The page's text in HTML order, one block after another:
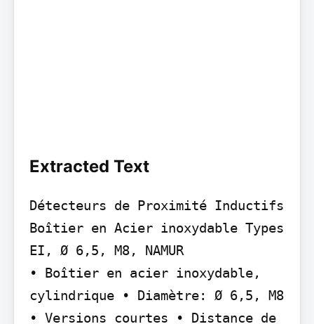
Extracted Text
Détecteurs de Proximité Inductifs
Boîtier en Acier inoxydable Types
EI, Ø 6,5, M8, NAMUR
• Boîtier en acier inoxydable,
cylindrique • Diamètre: Ø 6,5, M8
• Versions courtes • Distance de